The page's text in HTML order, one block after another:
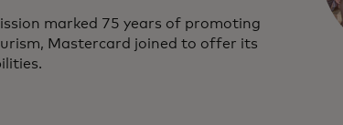
marked 75 years of promoting
Mastercard joined to offer its